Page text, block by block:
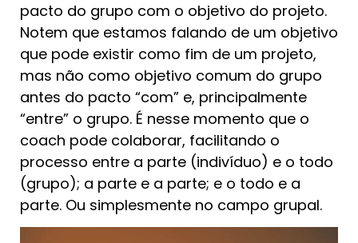
pacto do grupo com o objetivo do projeto.
Notem que estamos falando de um objetivo
que pode existir como fim de um projeto,
mas não como objetivo comum do grupo
antes do pacto “com” e, principalmente
“entre” o grupo. É nesse momento que o
coach pode colaborar, facilitando o
processo entre a parte (indivíduo) e o todo
(grupo); a parte e a parte; e o todo e a
parte. Ou simplesmente no campo grupal.